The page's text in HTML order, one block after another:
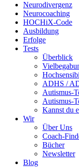
Neurodivergenz
Neurocoaching
HOCHiX-Code
Ausbildung
Erfolge
Tests
Überblick
ADHS /
Autismus-
Autismus-
Kannst du
Wir
Über Uns
Coach-
Bücher
Newsletter
Blog